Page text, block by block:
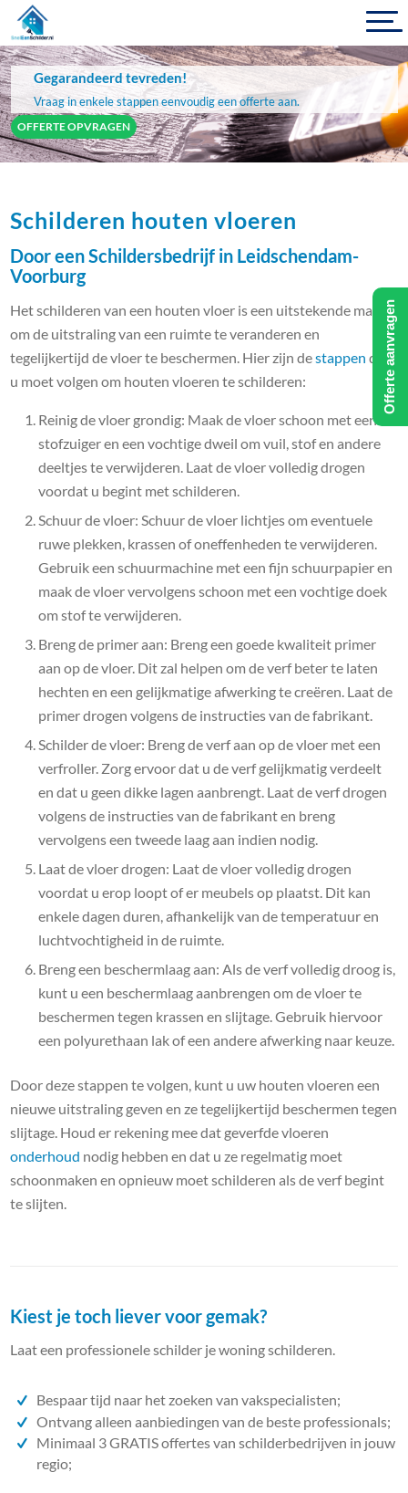
Gegarandeerd tevreden!
Vraag in enkele stappen eenvoudig een offerte aan.
OFFERTE OPVRAGEN
Schilderen houten vloeren
Door een Schildersbedrijf in Leidschendam-
Voorburg
Het schilderen van een houten vloer is een uitstekende manier
om de uitstraling van een ruimte te veranderen en
tegelijkertijd de vloer te beschermen. Hier zijn destappen die
u moet volgen om houten vloeren te schilderen:
Reinig de vloer grondig: Maak de vloer schoon met een
stofzuiger en een vochtige dweil om vuil, stof en andere
deeltjes te verwijderen. Laat de vloer volledig drogen
voordat u begint met schilderen.
Schuur de vloer: Schuur de vloer lichtjes om eventuele
ruwe plekken, krassen of oneffenheden te verwijderen.
Gebruik een schuurmachine met een fijn schuurpapier en
maak de vloer vervolgens schoon met een vochtige doek
om stof te verwijderen.
Breng de primer aan: Breng een goede kwaliteit primer
aan op de vloer. Dit zal helpen om de verf beter te laten
hechten en een gelijkmatige afwerking te creëren. Laat de
primer drogen volgens de instructies van de fabrikant.
Schilder de vloer: Breng de verf aan op de vloer met een
verfroller. Zorg ervoor dat u de verf gelijkmatig verdeelt
en dat u geen dikke lagen aanbrengt. Laat de verf drogen
volgens de instructies van de fabrikant en breng
vervolgens een tweede laag aan indien nodig.
Laat de vloer drogen: Laat de vloer volledig drogen
voordat u erop loopt of er meubels op plaatst. Dit kan
enkele dagen duren, afhankelijk van de temperatuur en
luchtvochtigheid in de ruimte.
Breng een beschermlaag aan: Als de verf volledig droog is,
kunt u een beschermlaag aanbrengen om de vloer te
beschermen tegen krassen en slijtage. Gebruik hiervoor
een polyurethaan lak of een andere afwerking naar keuze.
Door deze stappen te volgen, kunt u uw houten vloeren een
nieuwe uitstraling geven en ze tegelijkertijd beschermen tegen
slijtage. Houd er rekening mee dat geverfde vloeren
onderhoud nodig hebben en dat u ze regelmatig moet
schoonmaken en opnieuw moet schilderen als de verf begint
te slijten.
Kiest je toch liever voor gemak?
Laat een professionele schilder je woning schilderen.
Bespaar tijd naar het zoeken van vakspecialisten;
Ontvang alleen aanbiedingen van de beste professionals;
Minimaal 3 GRATIS offertes van schilderbedrijven in jouw
regio;
Offerte aanvragen